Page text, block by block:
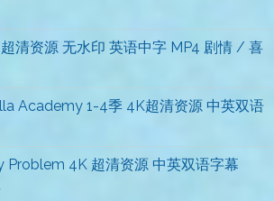
清资源 无水印 英语中字 MP4 剧情 / 喜
Academy 1-4季 4K超清资源 中英双语
Problem 4K 超清资源 中英双语字幕